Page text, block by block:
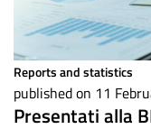
Reports and statistics
published on 11
Presentati alla